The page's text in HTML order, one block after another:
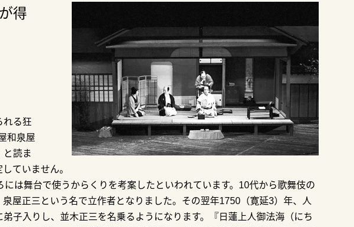
得
れる狂
和泉屋
と読ま
ていません。
は舞台で使うからくりを考案したといわれています。10代から歌舞伎の
屋正三という名で立作者となりました。その翌年1750（寛延3）年、人
子入りし、並木正三を名乗るようになります。『日蓮上人御法海（にち